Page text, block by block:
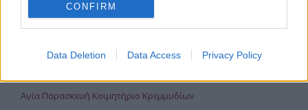
CONFIRM
Data Deletion Data Access Privacy Policy
Αγία Βαρβάρα Ρωμύρι
Αγία Παρασκευή Κοιμητήριο Κρεμμυδίων